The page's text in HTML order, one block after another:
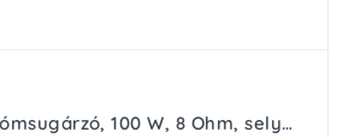
SAL DTF 12 HIFI dómsugárzó, 100 W, 8 Ohm, selyem membrán, 2 rétegű tekercs, 8 Oz mágnes